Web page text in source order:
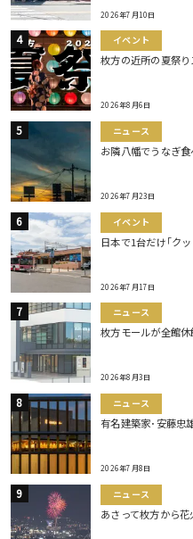
2026年7月10日
イベント
枚方の近所の夏祭り
2026年8月6日
ニュース
お隣八幡でうなぎ食
2026年7月23日
イベント
日本で1台だけ｢ク
2026年7月17日
ニュース
枚方モールが全館
2026年8月3日
ニュース
有名建築家･安藤忠
2026年7月8日
ニュース
あさって枚方から